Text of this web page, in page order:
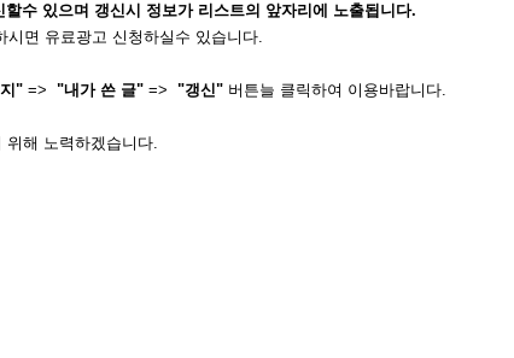
수 있으며 갱신시 정보가 리스트의 앞자리에 노출됩니다.
시면 유료광고 신청하실수 있습니다.
" => "내가 쓴 글" => "갱신" 버튼늘 클릭하여 이용바랍니다.
해 노력하겠습니다.